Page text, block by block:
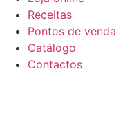
Receitas
Pontos de venda
Catálogo
Contactos